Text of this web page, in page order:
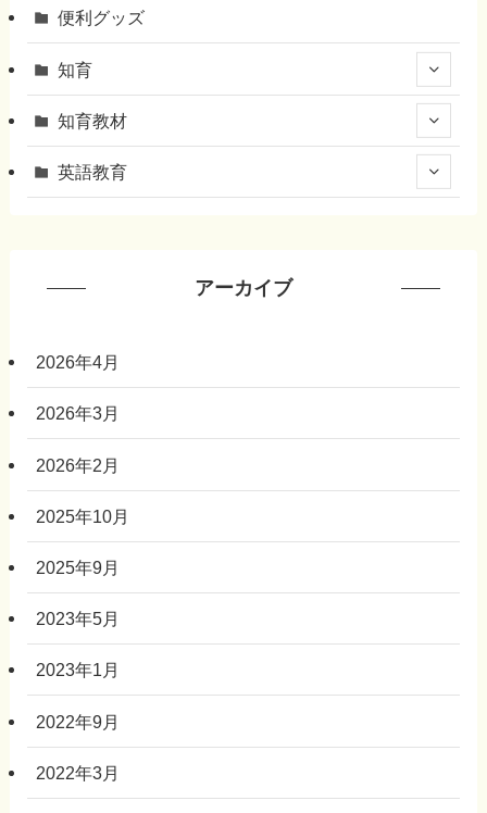
便利グッズ
知育
知育教材
英語教育
アーカイブ
2026年4月
2026年3月
2026年2月
2025年10月
2025年9月
2023年5月
2023年1月
2022年9月
2022年3月